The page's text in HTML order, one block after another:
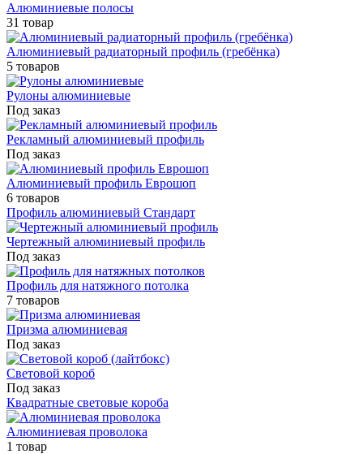
Алюминиевые полосы
31 товар
Алюминиевый радиаторный профиль (гребёнка)
5 товаров
Рулоны алюминиевые
Под заказ
Рекламный алюминиевый профиль
Под заказ
Алюминиевый профиль Еврошоп
6 товаров
Профиль алюминиевый Стандарт
Чертежный алюминиевый профиль
Под заказ
Профиль для натяжного потолка
7 товаров
Призма алюминиевая
Под заказ
Световой короб
Под заказ
Квадратные световые короба
Алюминиевая проволока
1 товар